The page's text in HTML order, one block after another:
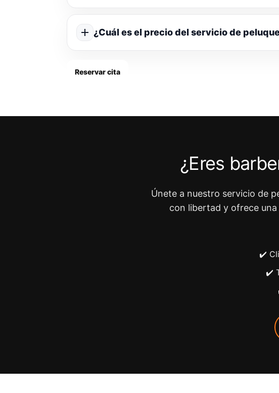
¿Cuál es el precio del servicio de
Reservar cita
¿Eres
Únete a nuestro servicio de
con libertad y ofrece
✔️
✔️